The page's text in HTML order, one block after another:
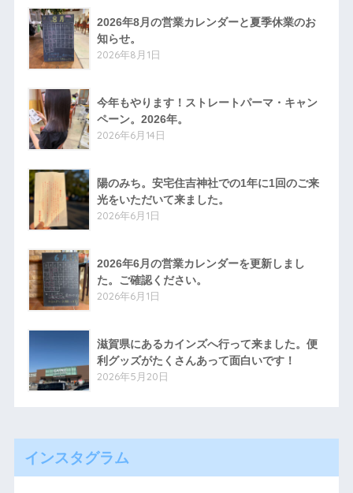
2026年8月の営業カレンダーと夏季休業のお
知らせ。
2026年8月1日
今年もやります！ストレートパーマ・キャン
ペーン。2026年。
2026年6月14日
陽のみち。安宅住吉神社での1年に1回のご来
光をいただいて来ました。
2026年6月1日
2026年6月の営業カレンダーを更新しまし
た。ご確認ください。
2026年6月1日
滋賀県にあるカインズへ行って来ました。便
利グッズがたくさんあって面白いです！
2026年5月20日
インスタグラム